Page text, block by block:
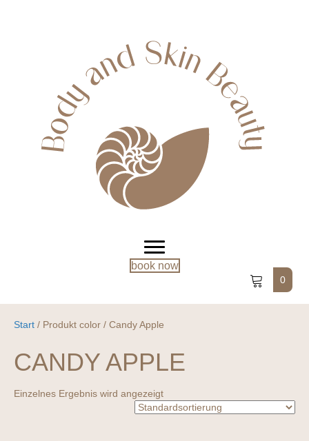
book now
0
Start / Produkt color / Candy Apple
CANDY APPLE
Einzelnes Ergebnis wird angezeigt